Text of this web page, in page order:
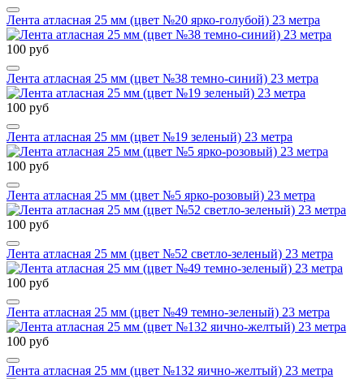
Лента атласная 25 мм (цвет №20 ярко-голубой) 23 метра
100 руб
Лента атласная 25 мм (цвет №38 темно-синий) 23 метра
100 руб
Лента атласная 25 мм (цвет №19 зеленый) 23 метра
100 руб
Лента атласная 25 мм (цвет №5 ярко-розовый) 23 метра
100 руб
Лента атласная 25 мм (цвет №52 светло-зеленый) 23 метра
100 руб
Лента атласная 25 мм (цвет №49 темно-зеленый) 23 метра
100 руб
Лента атласная 25 мм (цвет №132 яично-желтый) 23 метра